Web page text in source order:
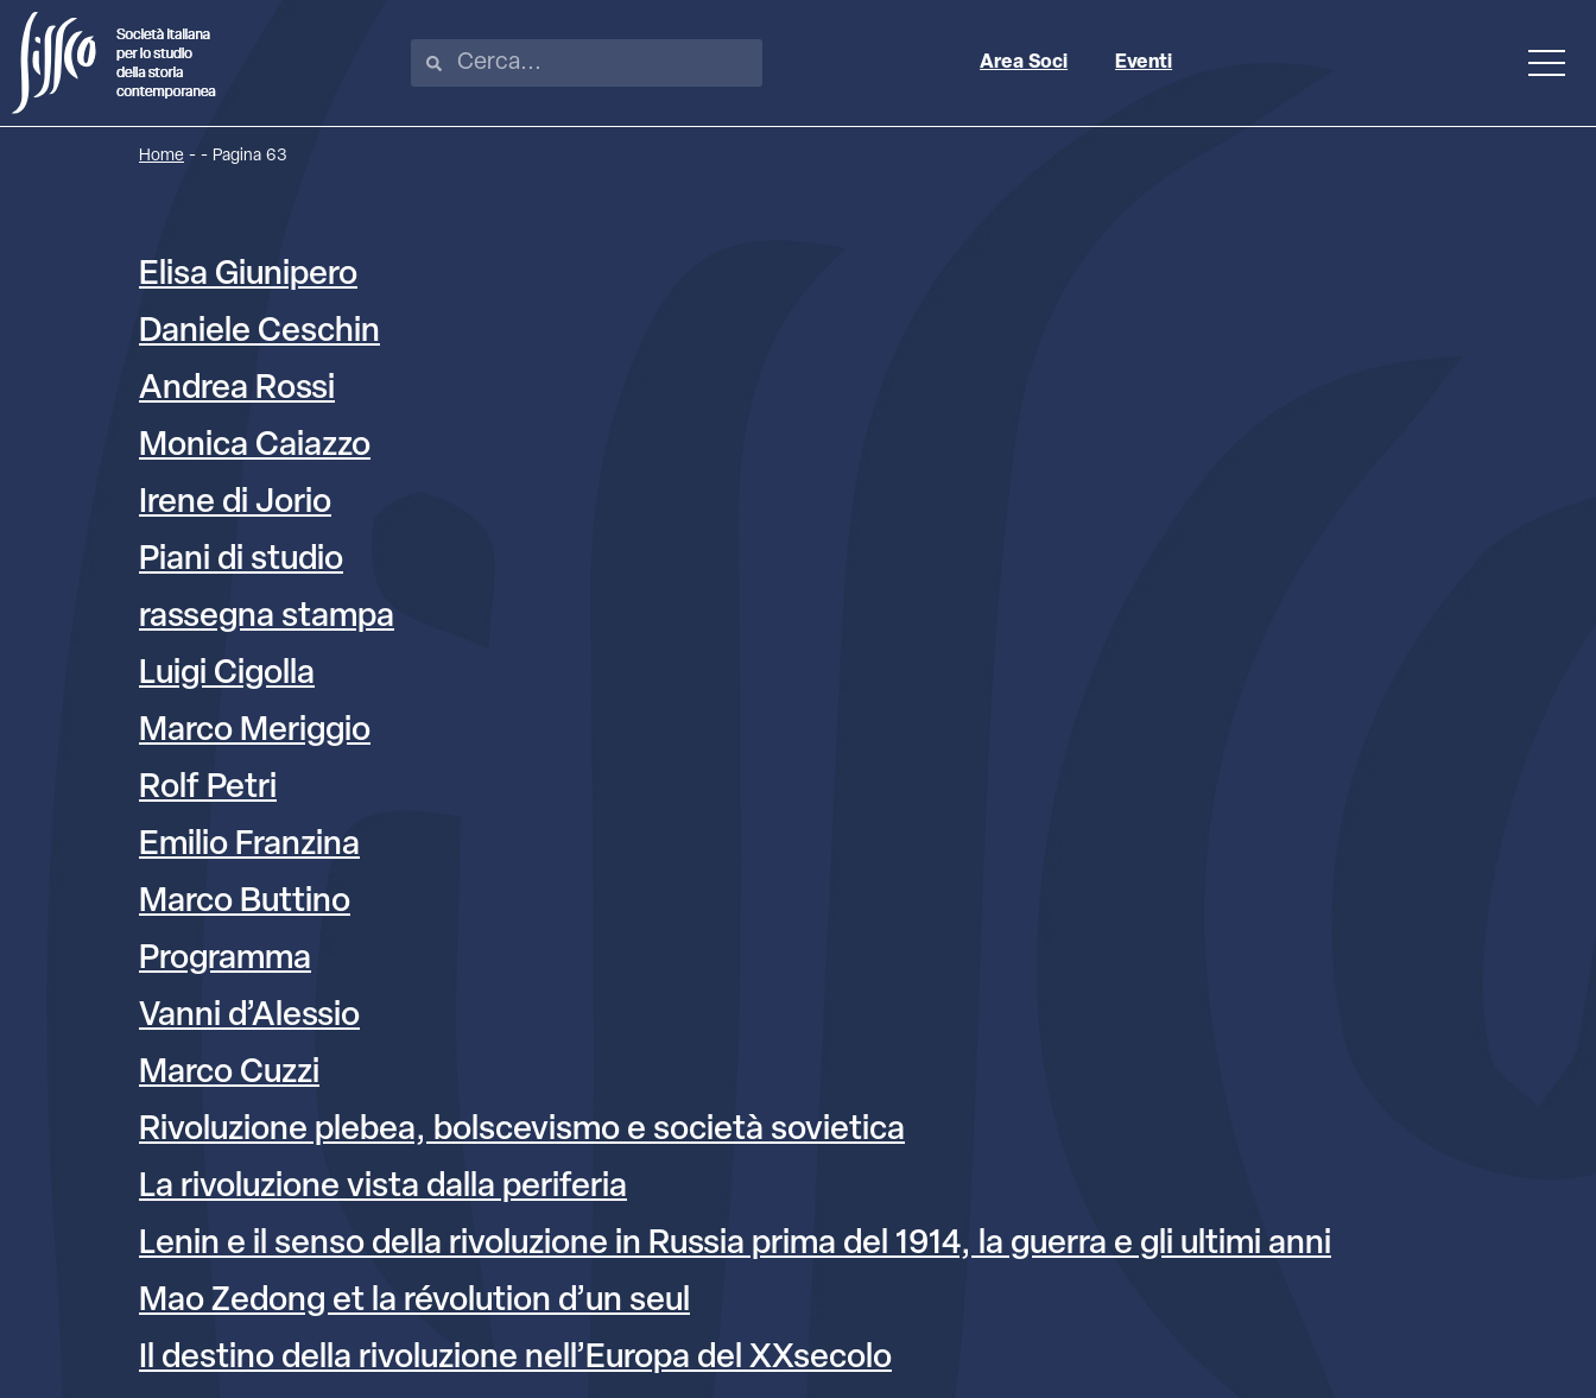
Area Soci Eventi
Home - - Pagina 63
Elisa Giunipero
Daniele Ceschin
Andrea Rossi
Monica Caiazzo
Irene di Jorio
Piani di studio
rassegna stampa
Luigi Cigolla
Marco Meriggio
Rolf Petri
Emilio Franzina
Marco Buttino
Programma
Vanni d’Alessio
Marco Cuzzi
Rivoluzione plebea, bolscevismo e società sovietica
La rivoluzione vista dalla periferia
Lenin e il senso della rivoluzione in Russia prima del 1914, la guerra e gli ultimi anni
Mao Zedong et la révolution d’un seul
Il destino della rivoluzione nell’Europa del XXsecolo